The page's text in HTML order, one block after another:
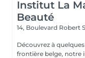
Institut La
Beauté
14, Boulevard Robert
Découvrez à
frontière belge, notre